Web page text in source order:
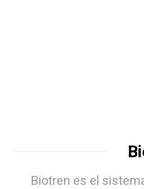
Biotren es el